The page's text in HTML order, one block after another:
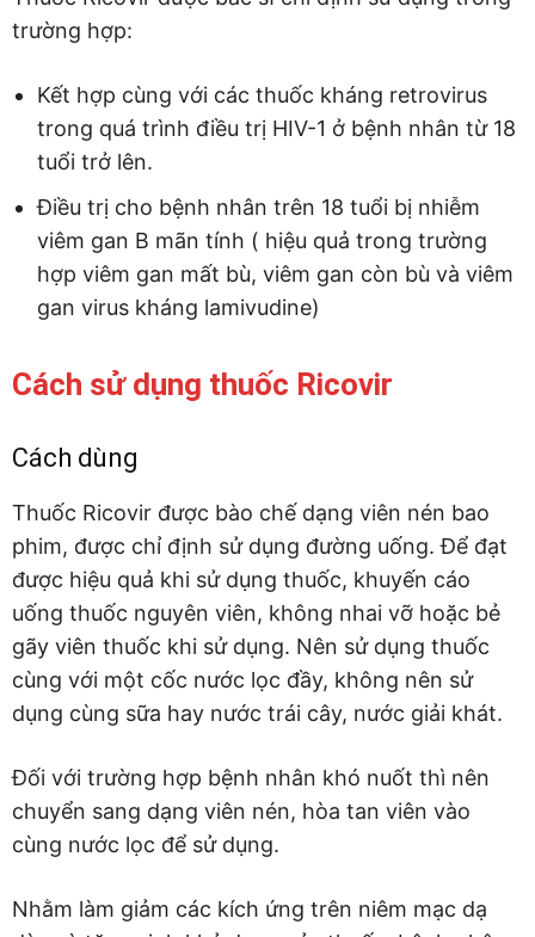
trường hợp:
Kết hợp cùng với các thuốc kháng retrovirus
trong quá trình điều trị HIV-1 ở bệnh nhân từ 18
tuổi trở lên.
Điều trị cho bệnh nhân trên 18 tuổi bị nhiễm
viêm gan B mãn tính ( hiệu quả trong trường
hợp viêm gan mất bù, viêm gan còn bù và viêm
gan virus kháng lamivudine)
Cách sử dụng thuốc Ricovir
Cách dùng
Thuốc Ricovir được bào chế dạng viên nén bao
phim, được chỉ định sử dụng đường uống. Để đạt
được hiệu quả khi sử dụng thuốc, khuyến cáo
uống thuốc nguyên viên, không nhai vỡ hoặc bẻ
gãy viên thuốc khi sử dụng. Nên sử dụng thuốc
cùng với một cốc nước lọc đầy, không nên sử
dụng cùng sữa hay nước trái cây, nước giải khát.
Đối với trường hợp bệnh nhân khó nuốt thì nên
chuyển sang dạng viên nén, hòa tan viên vào
cùng nước lọc để sử dụng.
Nhằm làm giảm các kích ứng trên niêm mạc dạ